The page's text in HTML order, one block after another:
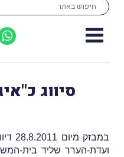
סיווג
ועדת-הערר שליד בית-